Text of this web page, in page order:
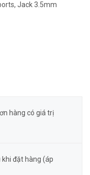
Jack 3.5mm
hàng có giá trị
khi đặt hàng (áp